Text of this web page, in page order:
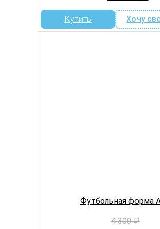
составляла
990 ₽.
3
Купить Хочу
Футбольная форма
4 300₽